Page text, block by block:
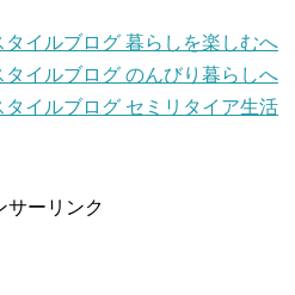
サーリンク